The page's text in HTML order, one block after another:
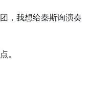
，我想给秦斯询演奏
。